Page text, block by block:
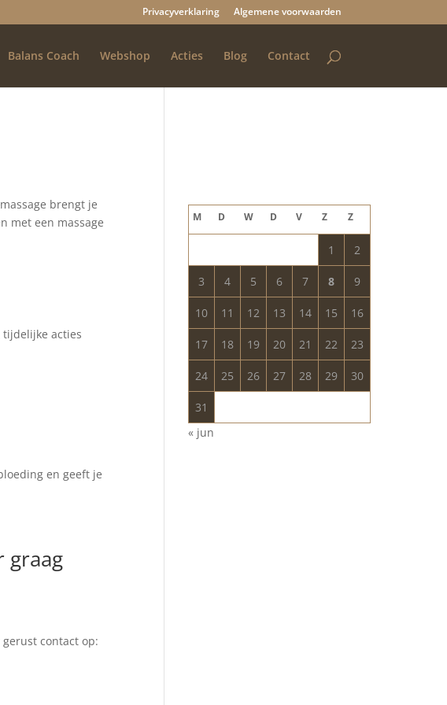
Privacyverklaring Algemene voorwaarden
Balans Coach Webshop Acties Blog Contact
brengt je
met een massage
tijdelijke acties
en geeft je
graag
contact op:
M D W D V Z Z
1 2
3 4 5 6 7 8 9
10 11 12 13 14 15 16
17 18 19 20 21 22 23
24 25 26 27 28 29 30
31
« jun